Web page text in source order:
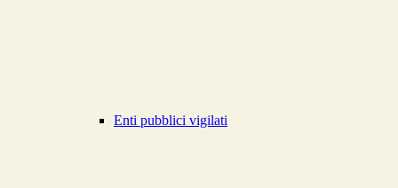
Enti pubblici vigilati